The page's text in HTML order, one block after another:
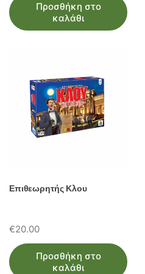
Προσθήκη στο
καλάθι
Επιθεωρητής Κλου
€20.00
Προσθήκη στο
καλάθι